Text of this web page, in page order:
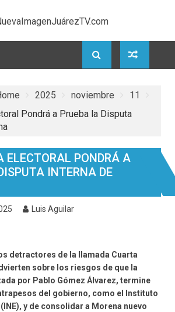
2025 noviembre
11
Pondrá a Prueba la Disputa
ELECTORAL PONDRÁ A
INTERNA DE
Luis Aguilar
detractores de la llamada Cuarta
sobre los riesgos de que la
por Pablo Gómez Álvarez, termine
del gobierno, como el Instituto
y de consolidar a Morena nuevo